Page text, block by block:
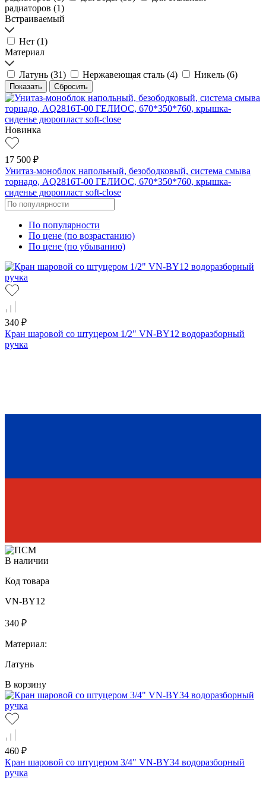
радиаторов (1)
Встраиваемый
Нет (1)
Материал
Латунь (31) Нержавеющая сталь (4) Никель (6)
Новинка
17 500 ₽
Унитаз-моноблок напольный, безободковый, система смыва
торнадо, AQ2816T-00 ГЕЛИОС, 670*350*760, крышка-
сиденье дюропласт soft-close
По популярности
По цене (по возрастанию)
По цене (по убыванию)
340 ₽
Кран шаровой со штуцером 1/2" VN-BY12 водоразборный
ручка
В наличии
Код товара
VN-BY12
340 ₽
Материал:
Латунь
В корзину
460 ₽
Кран шаровой со штуцером 3/4" VN-BY34 водоразборный
ручка